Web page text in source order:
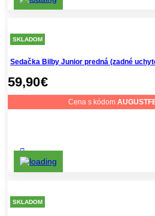
SKLADOM
Sedačka Bilby Junior predná (zadné
59,90€
Cena s kódom
SKLADOM